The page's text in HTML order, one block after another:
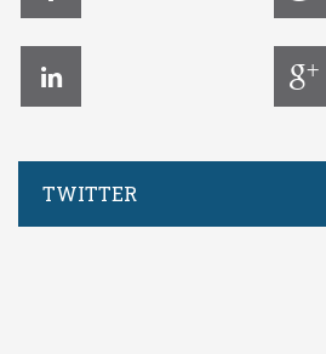
TWITTER